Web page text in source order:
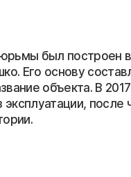
был построен в
Его основу
объекта. В
после